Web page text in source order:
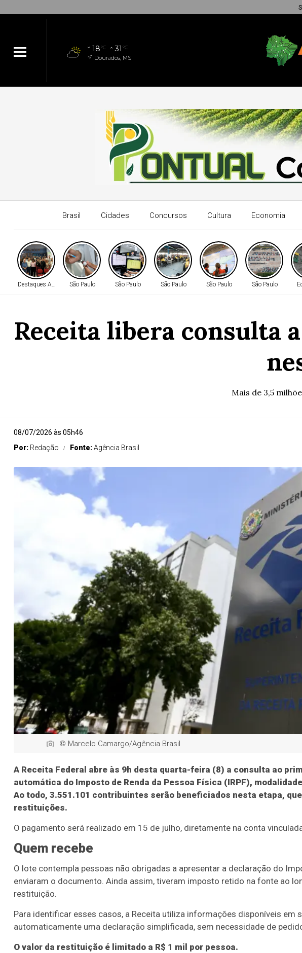
18°C 31 °C
Dourados, MS
Brasil Cidades Concursos Cultura Economia
Destaques AMM São Paulo São Paulo São Paulo São Paulo São Paulo
Receita libera consulta
Mais de 3,5
08/07/2026 às 05h46
Por: Redação Fonte:Agência Brasil
© Marcelo Camargo/Agência Brasil
A Receita Federal abre às 9h desta quarta-feira (8) a consulta ao
automática do Imposto de Renda da Pessoa Física (IRPF),
Ao todo, 3.551.101 contribuintes serão beneficiados nesta etapa,
restituições.
O pagamento será realizado em 15 de julho, diretamente na conta
Quem recebe
O lote contempla pessoas não obrigadas a apresentar a declaração do
enviaram o documento. Ainda assim, tiveram imposto retido na fonte ao
restituição.
Para identificar esses casos, a Receita utiliza informações disponíveis em
automaticamente uma declaração simplificada, sem necessidade de
O valor da restituição é limitado a R$ 1 mil por pessoa.